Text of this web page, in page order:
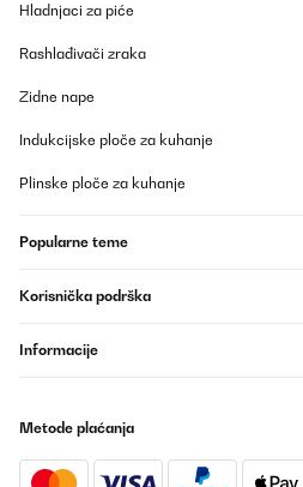
Hladnjaci za piće
Rashlađivači zraka
Zidne nape
Indukcijske ploče za kuhanje
Plinske ploče za kuhanje
Popularne teme
Korisnička podrška
Informacije
Metode plaćanja